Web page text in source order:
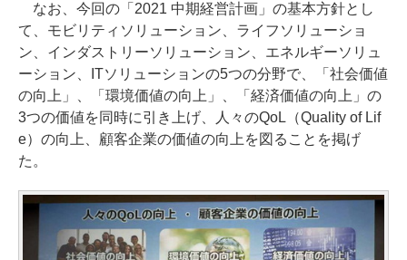
なお、今回の「2021 中期経営計画」の基本方針とし
て、モビリティソリューション、ライフソリューショ
ン、インダストリーソリューション、エネルギーソリュ
ーション、ITソリューションの5つの分野で、「社会価値
の向上」、「環境価値の向上」、「経済価値の向上」の
3つの価値を同時に引き上げ、人々のQoL（Quality of Lif
e）の向上、顧客企業の価値の向上を図ることを掲げ
た。